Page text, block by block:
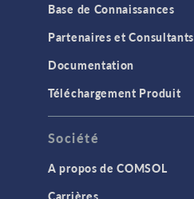
Base de Connaissances
Partenaires et Consultants
Documentation
Téléchargement Produit
Société
A propos de COMSOL